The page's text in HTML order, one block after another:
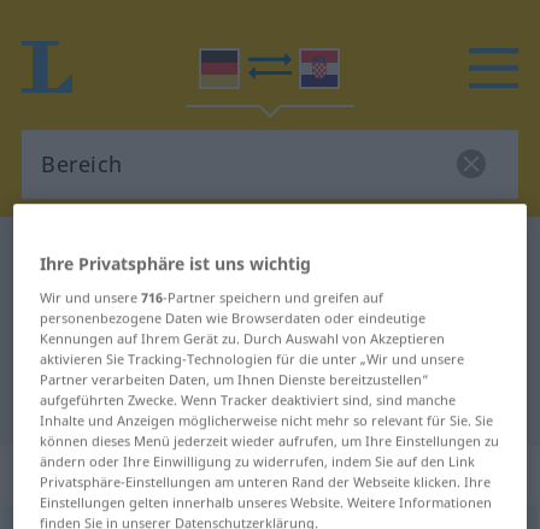
Deutsch-Kroatisch Wörterbuch
Deutsch-Kroatisch Übersetzung für
"Bereich"
"Bereich" Kroatisch Übersetzung
„Bereich“: Maskulinum
Ihre Privatsphäre ist uns wichtig
Wir und unsere716-Partner speichern und greifen auf
personenbezogene Daten wie Browserdaten oder eindeutige
Kennungen auf Ihrem Gerät zu. Durch Auswahl von Akzeptieren
aktivieren Sie Tracking-Technologien für die unter „Wir und unsere
Partner verarbeiten Daten, um Ihnen Dienste bereitzustellen“
aufgeführten Zwecke. Wenn Tracker deaktiviert sind, sind manche
Inhalte und Anzeigen möglicherweise nicht mehr so relevant für Sie. Sie
können dieses Menü jederzeit wieder aufrufen, um Ihre Einstellungen zu
ändern oder Ihre Einwilligung zu widerrufen, indem Sie auf den Link
Privatsphäre-Einstellungen am unteren Rand der Webseite klicken. Ihre
Einstellungen gelten innerhalb unseres Website. Weitere Informationen
finden Sie in unserer Datenschutzerklärung.